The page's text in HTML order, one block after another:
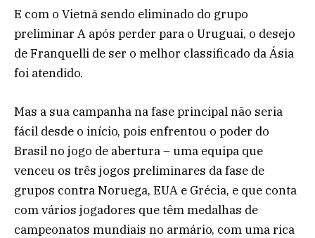
E com o Vietnã sendo eliminado do grupo
preliminar A após perder para o Uruguai, o desejo
de Franquelli de ser o melhor classificado da Ásia
foi atendido.
Mas a sua campanha na fase principal não seria
fácil desde o início, pois enfrentou o poder do
Brasil no jogo de abertura – uma equipa que
venceu os três jogos preliminares da fase de
grupos contra Noruega, EUA e Grécia, e que conta
com vários jogadores que têm medalhas de
campeonatos mundiais no armário, com uma rica